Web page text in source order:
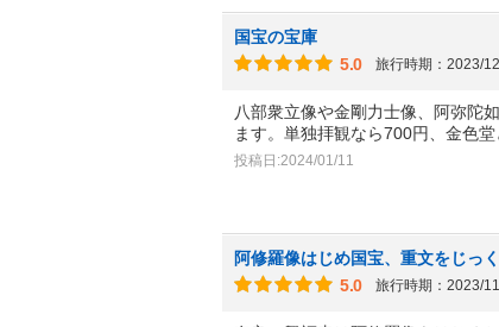
国宝の宝庫
5.0
旅行時期：2023/12
八部衆立像や金剛力士像、阿弥陀
ます。単独拝観なら700円、金色
投稿日:2024/01/11
阿修羅像はじめ国宝、重文をじっ
5.0
旅行時期：2023/11